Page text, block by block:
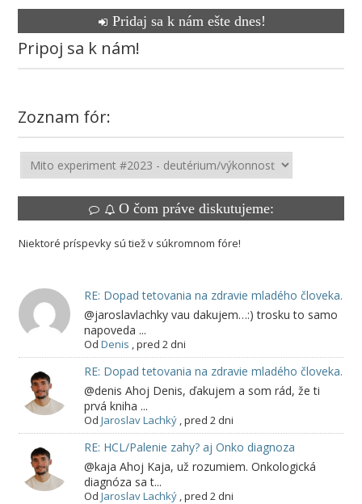
Pridaj sa k nám ešte dnes!
Pripoj sa k nám!
Zoznam fór:
O čom práve diskutujeme:
Niektoré príspevky sú tiež v súkromnom fóre!
RE: Dopad tetovania na zdravie mladého človeka.
@jaroslavlachky vau dakujem…:) trosku to samo
napoveda ...
Od Denis ,pred 2 dni
RE: Dopad tetovania na zdravie mladého človeka.
@denis Ahoj Denis, ďakujem a som rád, že ti
prvá kniha ...
Od Jaroslav Lachký,pred 2 dni
RE: HCL/Palenie zahy? aj Onko diagnoza
@kaja Ahoj Kaja, už rozumiem. Onkologická
diagnóza sa t...
Od Jaroslav Lachký,pred 2 dni